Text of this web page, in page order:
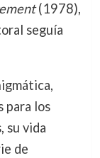
(1978),
seguía
para los
su vida
de